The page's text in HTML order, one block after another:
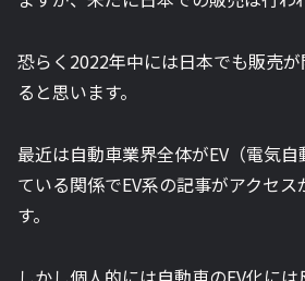
恐らく2022年中には日本でも販売
ると思います。
最近は自動車業界全体がEV（電気
ている関係でEV系の記事がアクセ
す。